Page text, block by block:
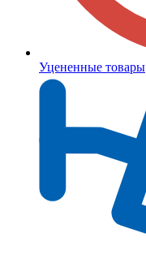
Уцененные товары